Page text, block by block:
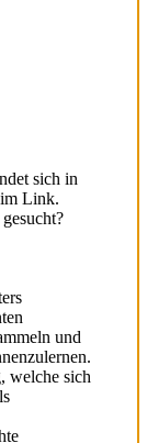
sich in
im Link.
und
welche sich